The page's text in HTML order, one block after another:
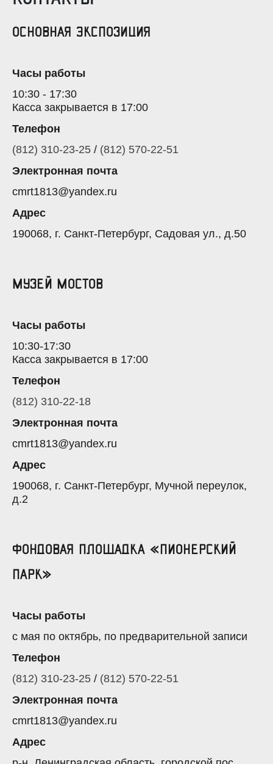
Основная экспозиция
Часы работы
10:30 - 17:30
Касса закрывается в 17:00
Телефон
(812) 310-23-25 / (812) 570-22-51
Электронная почта
cmrt1813@yandex.ru
Адрес
190068, г. Санкт-Петербург, Садовая ул., д.50
Музей мостов
Часы работы
10:30-17:30
Касса закрывается в 17:00
Телефон
(812) 310-22-18
Электронная почта
cmrt1813@yandex.ru
Адрес
190068, г. Санкт-Петербург, Мучной переулок,
д.2
Фондовая площадка «Пионерский
парк»
Часы работы
с мая по октябрь, по предварительной записи
Телефон
(812) 310-23-25 / (812) 570-22-51
Электронная почта
cmrt1813@yandex.ru
Адрес